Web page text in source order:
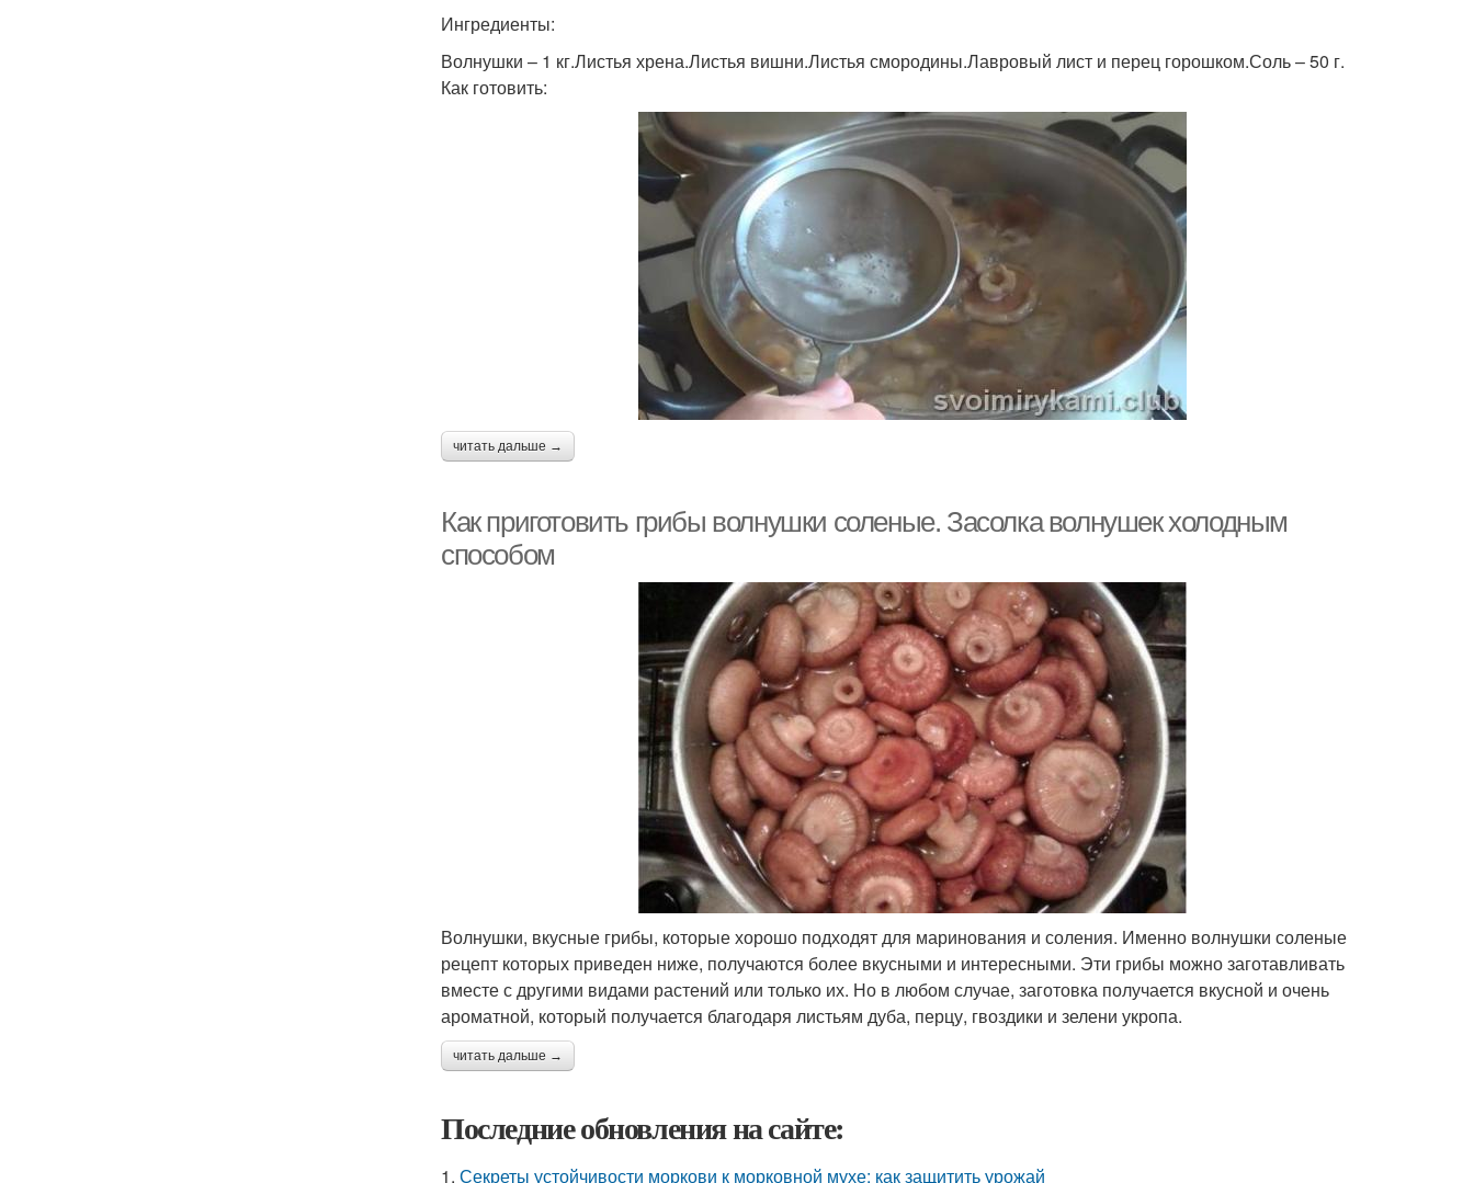
Ингредиенты:
Волнушки – 1 кг.Листья хрена.Листья вишни.Листья смородины.Лавровый лист и перец горошком.Соль – 50 г.
Как готовить:
читать дальше →
Как приготовить грибы волнушки соленые. Засолка волнушек холодным
способом
Волнушки, вкусные грибы, которые хорошо подходят для маринования и соления. Именно волнушки соленые
рецепт которых приведен ниже, получаются более вкусными и интересными. Эти грибы можно заготавливать
вместе с другими видами растений или только их. Но в любом случае, заготовка получается вкусной и очень
ароматной, который получается благодаря листьям дуба, перцу, гвоздики и зелени укропа.
читать дальше →
Последние обновления на сайте:
1. Секреты устойчивости моркови к морковной мухе: как защитить урожай